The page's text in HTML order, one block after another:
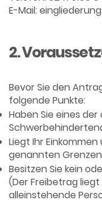
E-Mail:
2.
Bevor Sie den
folgende Punkte:
Haben Sie eines
Liegt Ihr
genannten
Besitzen Sie kein
(Der Freibetrag
alleinstehende